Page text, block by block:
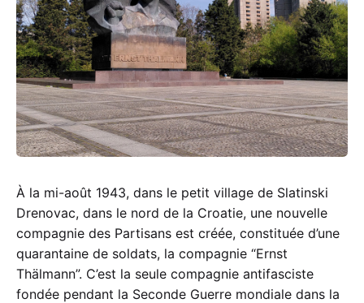
RDA
À la mi-août 1943, dans le petit village de Slatinski
Drenovac, dans le nord de la Croatie, une nouvelle
compagnie des Partisans est créée, constituée d’une
quarantaine de soldats, la compagnie “Ernst
Thälmann”. C’est la seule compagnie antifasciste
fondée pendant la Seconde Guerre mondiale dans la